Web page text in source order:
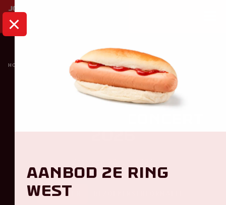
HOME TOPPERS IN CONCERT 2026
Concert
2026
ALGEMEEN
Aanbod 2e ring
West